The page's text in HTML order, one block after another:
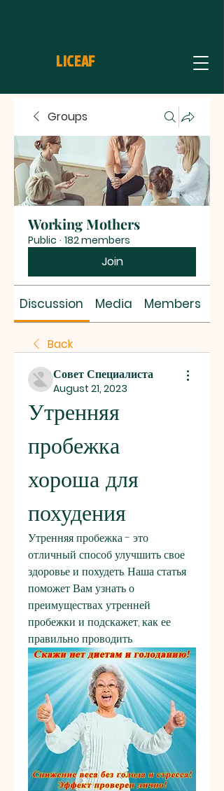
LICEAF
Groups
Working Mothers
Public · 182 members
Join
Discussion Media Members
Back
Совет Специалиста
August 21, 2023
Утренняя
пробежка
хороша для
похудения
Утренняя пробежка - это
отличный способ улучшить свое
здоровье и похудеть. Наша статья
поможет Вам узнать о
преимуществах утренней
пробежки и подскажет, как ее
правильно проводить.